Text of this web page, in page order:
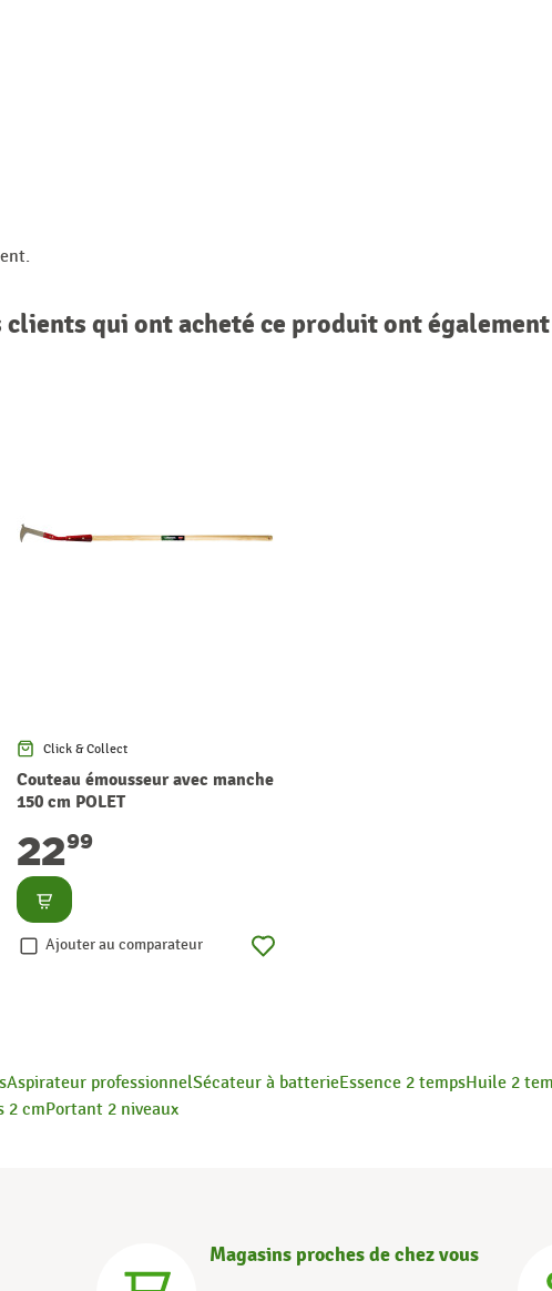
clients qui ont acheté ce produit ont
Click & Collect
Couteau émousseur avec manche
150 cm POLET
2299
Consulter
Ajouter au comparateur
Aspirateur professionnelSécateur à batterieEssence 2 tempsHuile 2
2 cmPortant 2 niveaux
Magasins proches de chez vous